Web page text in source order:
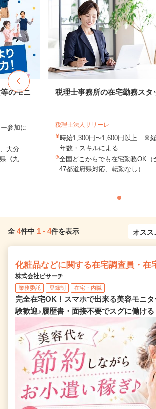
のモニ
参加に
大分
《九
税理士事務所の在宅勤務スタ
税理士法人サリーレ
時給1,300円〜1,600円以上 ※
年数・スキルによる
全国どこからでも在宅勤務OK（
47都道府県対応、転勤なし）
全 4件中 1 - 4件を表示
化粧品などに関する在宅調査員・在
株式会社ビサーチ
業務委託 登録制 在宅・内職
完全在宅OK！スマホで出来る美容モニ
験歓迎♪履歴書・面接不要でスグに働け